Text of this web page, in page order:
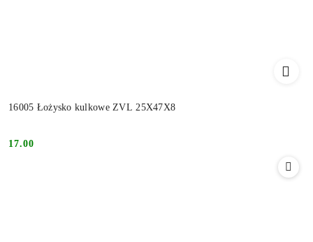
16005 Łożysko kulkowe ZVL 25X47X8
Cena:
17.00